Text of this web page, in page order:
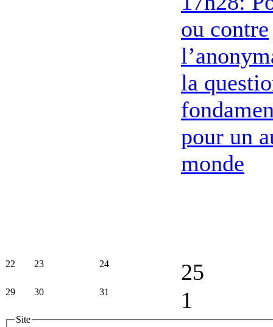
ou contre
la
pour un
monde
22 23 24 25
29 30 31 1
Site